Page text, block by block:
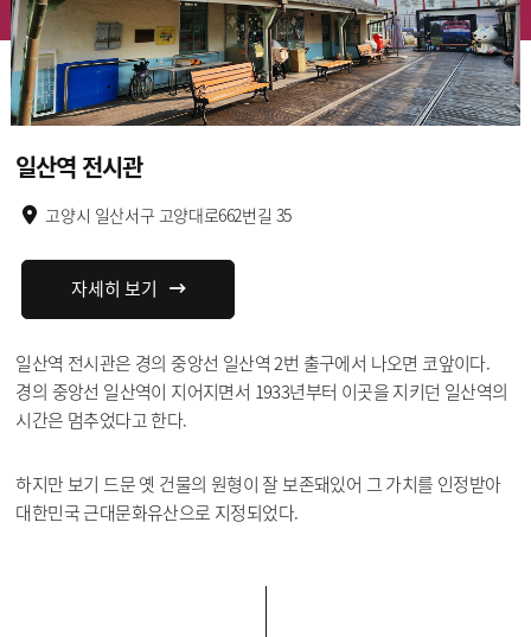
일산역 전시관
고양시 일산서구 고양대로662번길 35
자세히 보기
일산역 전시관은 경의 중앙선 일산역 2번 출구에서 나오면 코앞이다.
경의 중앙선 일산역이 지어지면서 1933년부터 이곳을 지키던 일산역의
시간은 멈추었다고 한다.
하지만 보기 드문 옛 건물의 원형이 잘 보존돼있어 그 가치를 인정받아
대한민국 근대문화유산으로 지정되었다.